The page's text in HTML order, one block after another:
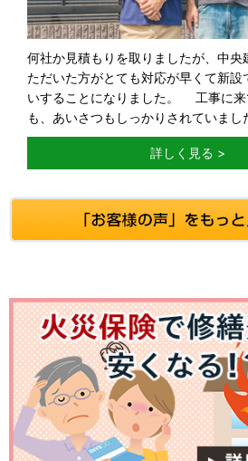
何社か見積もりを取りましたが、中央
ただいた方がとても対応が早くて新設
いすることになりました。 工事に来
も、あいさつもしっかりされていまし
詳しく見る >